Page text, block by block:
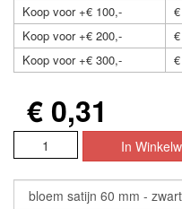
Koop voor +€ 100,-
Koop voor +€ 200,-
Koop voor +€ 300,-
€ 0,31